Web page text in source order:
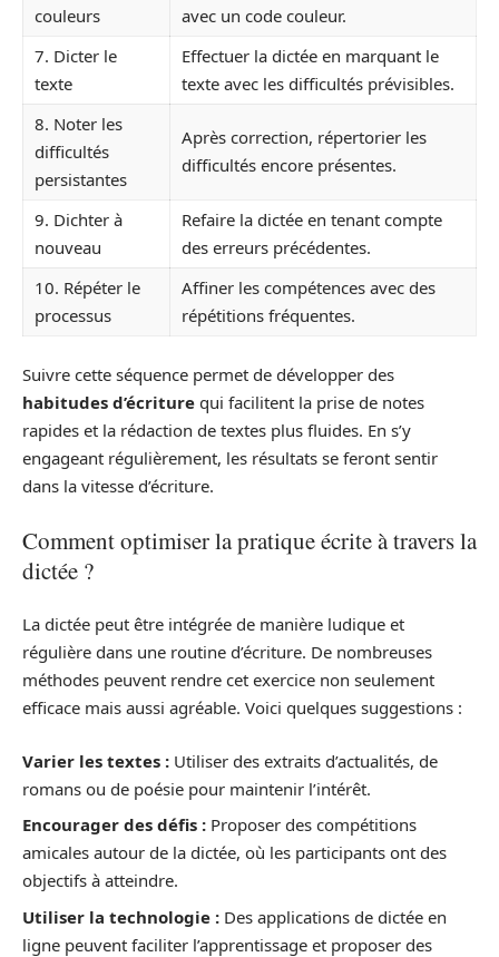
couleurs
avec un code couleur.
7. Dicter le
texte
Effectuer la dictée en marquant le
texte avec les difficultés prévisibles.
8. Noter les
difficultés
persistantes
Après correction, répertorier les
difficultés encore présentes.
9. Dichter à
nouveau
Refaire la dictée en tenant compte
des erreurs précédentes.
10. Répéter le
processus
Affiner les compétences avec des
répétitions fréquentes.
Suivre cette séquence permet de développer des
habitudes d’écriture qui facilitent la prise de notes
rapides et la rédaction de textes plus fluides. En s’y
engageant régulièrement, les résultats se feront sentir
dans la vitesse d’écriture.
Comment optimiser la pratique écrite à travers la
dictée ?
La dictée peut être intégrée de manière ludique et
régulière dans une routine d’écriture. De nombreuses
méthodes peuvent rendre cet exercice non seulement
efficace mais aussi agréable. Voici quelques suggestions :
Varier les textes : Utiliser des extraits d’actualités, de
romans ou de poésie pour maintenir l’intérêt.
Encourager des défis : Proposer des compétitions
amicales autour de la dictée, où les participants ont des
objectifs à atteindre.
Utiliser la technologie : Des applications de dictée en
ligne peuvent faciliter l’apprentissage et proposer des